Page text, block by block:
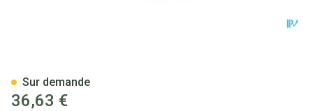
36,63 €
Sur demande